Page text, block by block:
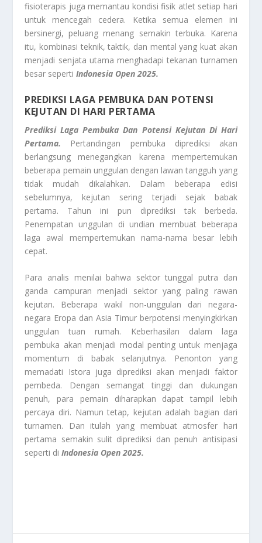
fisioterapis juga memantau kondisi fisik atlet setiap hari
untuk mencegah cedera. Ketika semua elemen ini
bersinergi, peluang menang semakin terbuka. Karena
itu, kombinasi teknik, taktik, dan mental yang kuat akan
menjadi senjata utama menghadapi tekanan turnamen
besar sepertiIndonesia Open 2025.
PREDIKSI LAGA PEMBUKA DAN POTENSI
KEJUTAN DI HARI PERTAMA
Prediksi Laga Pembuka Dan Potensi Kejutan Di Hari
Pertama.
Pertandingan pembuka diprediksi akan
berlangsung menegangkan karena mempertemukan
beberapa pemain unggulan dengan lawan tangguh yang
tidak mudah dikalahkan. Dalam beberapa edisi
sebelumnya, kejutan sering terjadi sejak babak
pertama. Tahun ini pun diprediksi tak berbeda.
Penempatan unggulan di undian membuat beberapa
laga awal mempertemukan nama-nama besar lebih
cepat.
Para analis menilai bahwa sektor tunggal putra dan
ganda campuran menjadi sektor yang paling rawan
kejutan. Beberapa wakil non-unggulan dari negara-
negara Eropa dan Asia Timur berpotensi menyingkirkan
unggulan tuan rumah. Keberhasilan dalam laga
pembuka akan menjadi modal penting untuk menjaga
momentum di babak selanjutnya. Penonton yang
memadati Istora juga diprediksi akan menjadi faktor
pembeda. Dengan semangat tinggi dan dukungan
penuh, para pemain diharapkan dapat tampil lebih
percaya diri. Namun tetap, kejutan adalah bagian dari
turnamen. Dan itulah yang membuat atmosfer hari
pertama semakin sulit diprediksi dan penuh antisipasi
seperti diIndonesia Open 2025.